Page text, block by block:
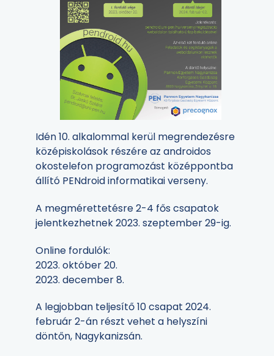
Idén 10. alkalommal kerül megrendezésre
középiskolások részére az androidos
okostelefon programozást középpontba
állító PENdroid informatikai verseny.
A megmérettetésre 2-4 fős csapatok
jelentkezhetnek 2023. szeptember 29-ig.
Online fordulók:
2023. október 20.
2023. december 8.
A legjobban teljesítő 10 csapat 2024.
február 2-án részt vehet a helyszíni
döntőn, Nagykanizsán.